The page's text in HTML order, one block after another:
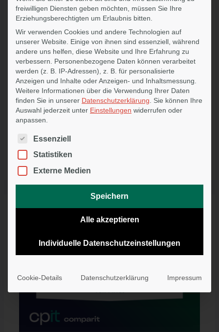
wertschätzenden Schritt. Makler wissen ihr Geschäft in guten
Händen, Kunden bleiben gut betreut und das Netzwerk bleibt
stabil.
DieFiNet PartnerRente zeigt, dass Erfahrung nicht endet –
sie wird weitergetragen.
So wird der Übergang in den Ruhestand zu einem guten
Gefühl, weil Makler wissen, dass ihr über Jahre aufgebautes
Lebenswerk verantwortungsvoll weitergeführt wird, Kunden
verlässlich betreut bleiben und Vertrauen nicht endet, sondern
in sicheren Händen fortbesteht.
Sie sind noch kein FiNet Partner, dann informieren Sie sich
Partner werden
Ähnliche Beiträge
freiwilligen Diensten geben möchten, müssen Sie Ihre
Erziehungsberechtigten um Erlaubnis bitten.
Wir verwenden Cookies und andere Technologien auf
unserer Website. Einige von ihnen sind essenziell, während
andere uns helfen, diese Website und Ihre Erfahrung zu
verbessern.
Personenbezogene Daten können verarbeitet
werden (z. B. IP-Adressen), z. B. für personalisierte
Anzeigen und Inhalte oder Anzeigen- und Inhaltsmessung.
Weitere Informationen über die Verwendung Ihrer Daten
finden Sie in unserer Datenschutzerklärung
Sie können Ihre
Auswahl jederzeit unter Einstellungen widerrufen oder
anpassen.
Es folgt eine Liste der Service-Gruppen, für die eine
Essenziell
Statistiken
Externe Medien
Speichern
Alle akzeptieren
Individuelle Datenschutzeinstellungen
Cookie-Details Datenschutzerklärung Impressum